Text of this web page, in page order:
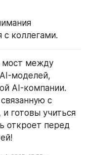
коллегами.
мост между
моделей,
AI-компании.
с
готовы учиться
откроет перед